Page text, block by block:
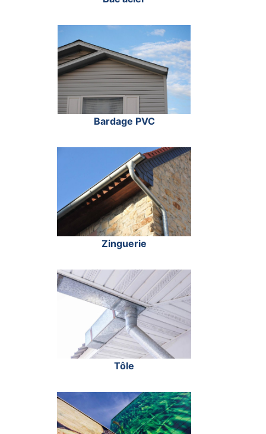
Bardage PVC
Zinguerie
Tôle